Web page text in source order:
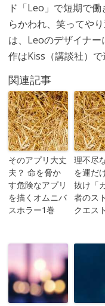
ド「Leo」で短期で
らかわれ、笑ってや
は、Leoのデザイナ
作はKiss（講談社）で
関連記事
そのアプリ大丈
夫？ 命を脅か
す危険なアプリ
を描くオムニバ
スホラー1巻
理不尽
を運だ
抜け「
者のス
クエス